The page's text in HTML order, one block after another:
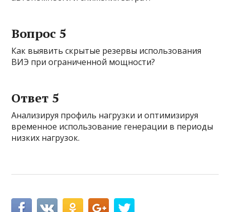
Вопрос 5
Как выявить скрытые резервы использования
ВИЭ при ограниченной мощности?
Ответ 5
Анализируя профиль нагрузки и оптимизируя
временное использование генерации в периоды
низких нагрузок.